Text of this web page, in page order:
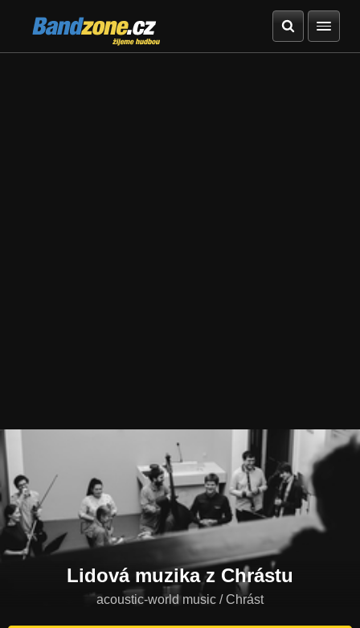
Bandzone.cz
žijeme hudbou
Lidová muzika z Chrástu
acoustic-world music / Chrást